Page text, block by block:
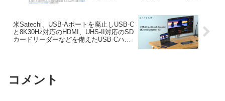
米Satechi、USB-Aポートを廃止しUSB-C
と8K30Hz対応のHDMI、UHS-II対応のSD
カードリーダーなどを備えたUSB-Cハブ
コメント